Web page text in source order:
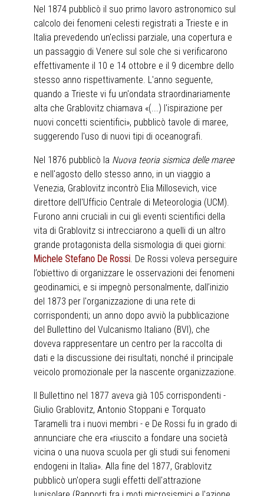
Nel 1874 pubblicò il suo primo lavoro astronomico sul
calcolo dei fenomeni celesti registrati a Trieste e in
Italia prevedendo un'eclissi parziale, una copertura e
un passaggio di Venere sul sole che si verificarono
effettivamente il 10 e 14 ottobre e il 9 dicembre dello
stesso anno rispettivamente. L'anno seguente,
quando a Trieste vi fu un'ondata straordinariamente
alta che Grablovitz chiamava «(...) l'ispirazione per
nuovi concetti scientifici», pubblicò tavole di maree,
suggerendo l'uso di nuovi tipi di oceanografi.
Nel 1876 pubblicò la Nuova teoria sismica delle maree
e nell'agosto dello stesso anno, in un viaggio a
Venezia, Grablovitz incontrò Elia Millosevich, vice
direttore dell'Ufficio Centrale di Meteorologia (UCM).
Furono anni cruciali in cui gli eventi scientifici della
vita di Grablovitz si intrecciarono a quelli di un altro
grande protagonista della sismologia di quei giorni:
Michele Stefano De Rossi. De Rossi voleva perseguire
l’obiettivo di organizzare le osservazioni dei fenomeni
geodinamici, e si impegnò personalmente, dall’inizio
del 1873 per l'organizzazione di una rete di
corrispondenti; un anno dopo avviò la pubblicazione
del Bullettino del Vulcanismo Italiano (BVI), che
doveva rappresentare un centro per la raccolta di
dati e la discussione dei risultati, nonché il principale
veicolo promozionale per la nascente organizzazione.
Il Bullettino nel 1877 aveva già 105 corrispondenti -
Giulio Grablovitz, Antonio Stoppani e Torquato
Taramelli tra i nuovi membri - e De Rossi fu in grado di
annunciare che era «riuscito a fondare una società
vicina o una nuova scuola per gli studi sui fenomeni
endogeni in Italia». Alla fine del 1877, Grablovitz
pubblicò un'opera sugli effetti dell'attrazione